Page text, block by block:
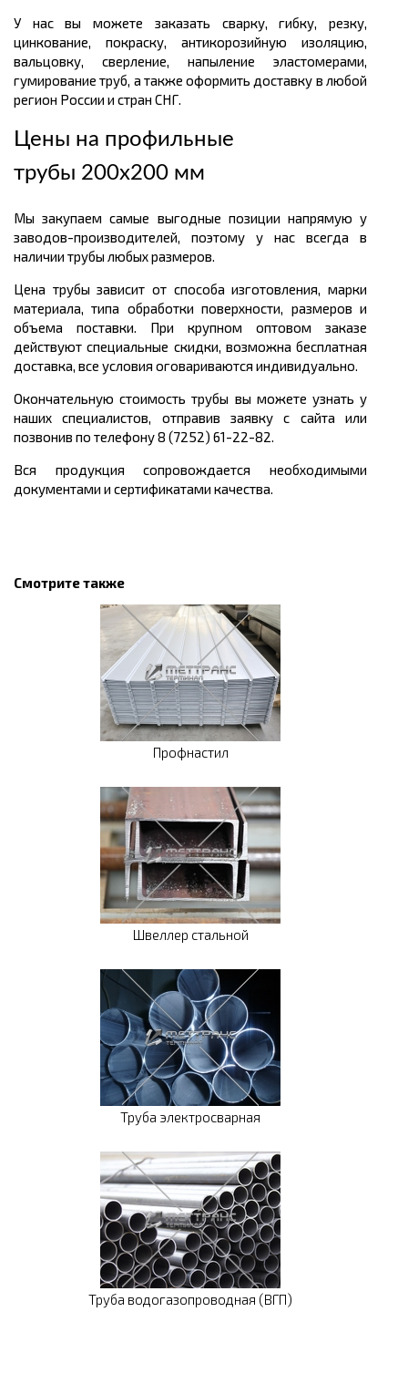
У нас вы можете заказать сварку, гибку, резку,
цинкование, покраску, антикорозийную изоляцию,
вальцовку, сверление, напыление эластомерами,
гумирование труб, а также оформить доставку в любой
регион России и стран СНГ.
Цены на профильные
трубы 200х200 мм
Мы закупаем самые выгодные позиции напрямую у
заводов-производителей, поэтому у нас всегда в
наличии трубы любых размеров.
Цена трубы зависит от способа изготовления, марки
материала, типа обработки поверхности, размеров и
объема поставки. При крупном оптовом заказе
действуют специальные скидки, возможна бесплатная
доставка, все условия оговариваются индивидуально.
Окончательную стоимость трубы вы можете узнать у
наших специалистов, отправив заявку с сайта или
позвонив по телефону 8 (7252) 61-22-82.
Вся продукция сопровождается необходимыми
документами и сертификатами качества.
Смотрите также
Профнастил
Швеллер стальной
Труба электросварная
Труба водогазопроводная (ВГП)